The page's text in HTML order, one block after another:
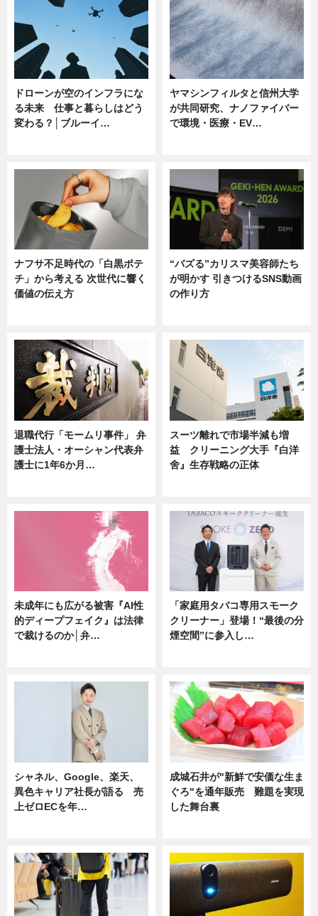
ドローンが空のインフラにな
る未来 仕事と暮らしはどう
変わる？│ブルーイ…
ヤマシンフィルタと信州大学
が共同研究、ナノファイバー
で環境・医療・EV…
ナフサ不足時代の「白黒ポテ
チ」から考える 次世代に響く
価値の伝え方
“バズる”カリスマ美容師たち
が明かす 引きつけるSNS動画
の作り方
退職代行「モームリ事件」 弁
護士法人・オーシャン代表弁
護士に1年6か月…
スーツ離れで市場半減も増
益 クリーニング大手『白洋
舍』生存戦略の正体
未成年にも広がる被害『AI性
的ディープフェイク』は法律
で裁けるのか│弁…
「家庭用タバコ専用スモーク
クリーナー」登場！“最後の分
煙空間”に参入し…
シャネル、Google、楽天、
異色キャリア社長が語る 売
上ゼロECを年…
成城石井が"新鮮で安価な生ま
ぐろ"を通年販売 難題を実現
した舞台裏